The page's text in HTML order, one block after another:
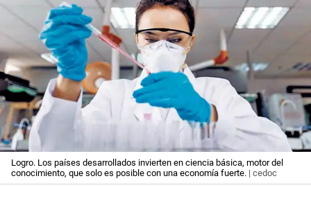
Logro. Los países desarrollados invierten en ciencia básica, motor del
conocimiento, que solo es posible con una economía fuerte. | cedoc